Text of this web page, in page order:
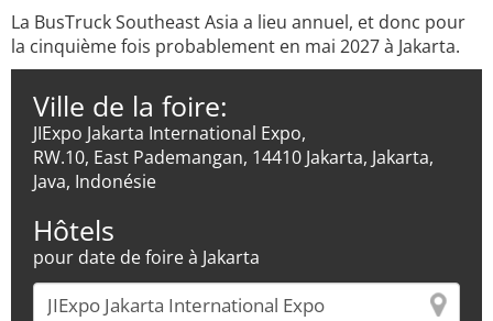
La BusTruck Southeast Asia a lieu annuel, et donc pour
la cinquième fois probablement en mai 2027 à Jakarta.
Ville de la foire:
JIExpo Jakarta International Expo,
RW.10, East Pademangan, 14410 Jakarta, Jakarta,
Java, Indonésie
Hôtels
pour date de foire à Jakarta